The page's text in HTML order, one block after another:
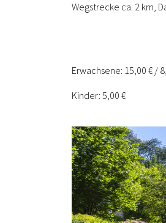
Wegstrecke ca. 2 km,
Erwachsene: 15,00 € /
Kinder: 5,00 €